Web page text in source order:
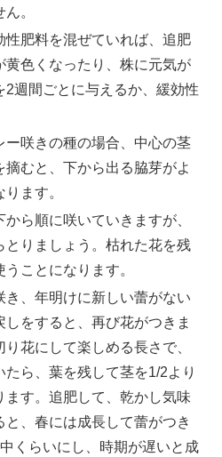
。
肥料を混ぜていれば、追肥
黄色くなったり、株に元気が
2週間ごとに与えるか、緩効性
咲きの種の場合、中心の茎
むと、下から出る脇芽がよ
ます。
ら順に咲いていきますが、
とりましょう。枯れた花を残
ことになります。
、年明けに新しい蕾がない
しをすると、再び花がつきま
花にして楽しめる長さで、
たら、葉を残して茎を1/2より
ます。追肥して、乾かし気味
、春には成長して蕾がつき
くらいにし、時期が遅いと成